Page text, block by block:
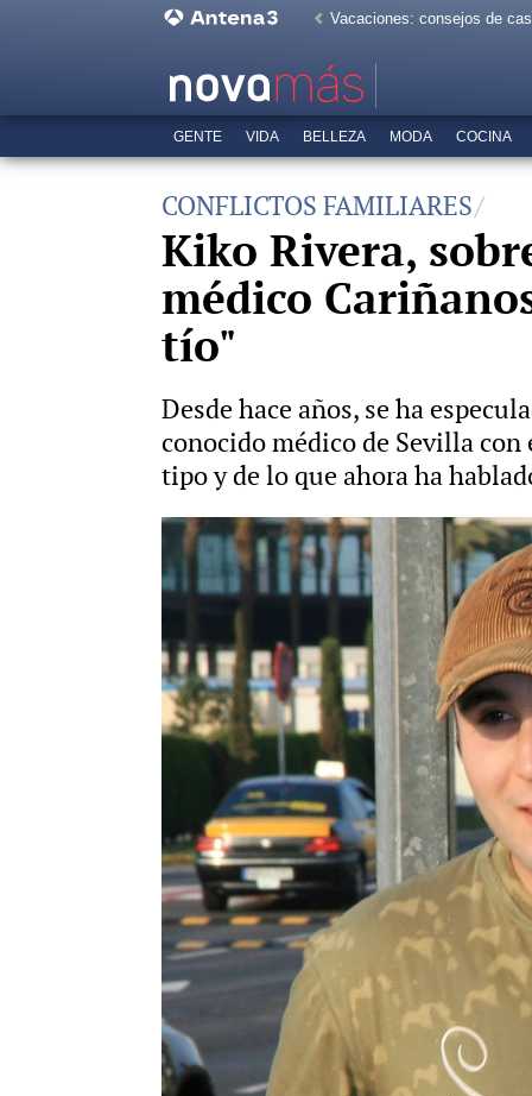
Vacaciones: consejos de
GENTE VIDA BELLEZA MODA COCINA
CONFLICTOS FAMILIARES
Kiko Rivera,
médico
tío"
Desde hace años, se ha
conocido médico de Sevilla
tipo y de lo que ahora ha
Kiko Rivera recuerda a su
Elena Boluda
Publicado: 18 de noviembre de 2024,